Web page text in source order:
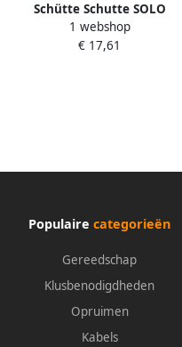
Schütte Schutte SOLO
douche planchet | antraciet
10501
1 webshop
€ 17,61
Populaire categorieën
Gereedschap
Klusbenodigdheden
Opruimen
Kabels